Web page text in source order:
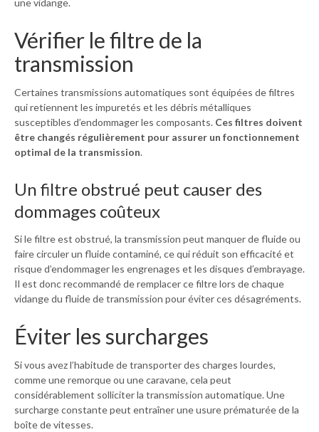
une vidange.
Vérifier le filtre de la
transmission
Certaines transmissions automatiques sont équipées de filtres
qui retiennent les impuretés et les débris métalliques
susceptibles d’endommager les composants. Ces filtres doivent
être changés régulièrement pour assurer un fonctionnement
optimal de la transmission.
Un filtre obstrué peut causer des
dommages coûteux
Si le filtre est obstrué, la transmission peut manquer de fluide ou
faire circuler un fluide contaminé, ce qui réduit son efficacité et
risque d’endommager les engrenages et les disques d’embrayage.
Il est donc recommandé de remplacer ce filtre lors de chaque
vidange du fluide de transmission pour éviter ces désagréments.
Éviter les surcharges
Si vous avez l’habitude de transporter des charges lourdes,
comme une remorque ou une caravane, cela peut
considérablement solliciter la transmission automatique. Une
surcharge constante peut entraîner une usure prématurée de la
boîte de vitesses.